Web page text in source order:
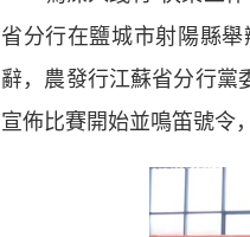
省分行在鹽城市射陽縣
辭，農發行江蘇省分行黨
宣佈比賽開始並鳴笛號令